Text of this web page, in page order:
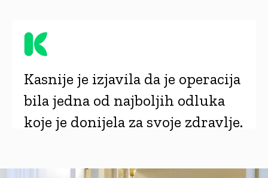
Kasnije je izjavila da je operacija
bila jedna od najboljih odluka
koje je donijela za svoje zdravlje.